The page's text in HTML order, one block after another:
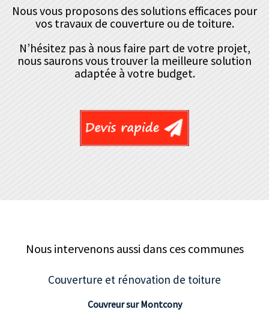
Nous vous proposons des solutions efficaces pour
vos travaux de couverture ou de toiture.
N’hésitez pas à nous faire part de votre projet,
nous saurons vous trouver la meilleure solution
adaptée à votre budget.
Nous intervenons aussi dans ces communes
Couverture et rénovation de toiture
Couvreur sur Montcony